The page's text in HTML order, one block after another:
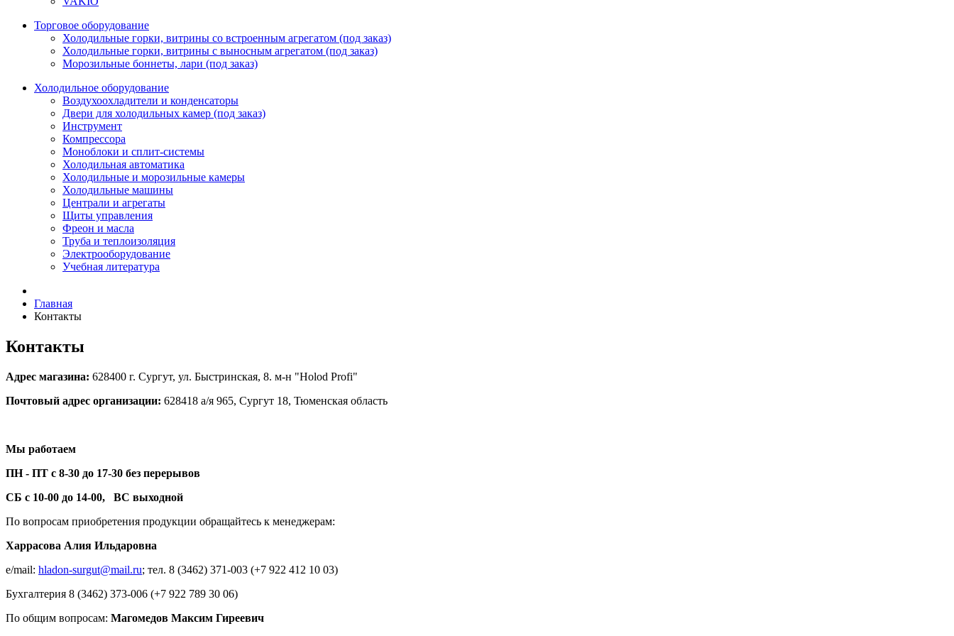
Торговое оборудование
Холодильные горки, витрины со встроенным агрегатом (под заказ)
Холодильные горки, витрины с выносным агрегатом (под заказ)
Морозильные боннеты, лари (под заказ)
Холодильное оборудование
Воздухоохладители и конденсаторы
Двери для холодильных камер (под заказ)
Инструмент
Компрессора
Моноблоки и сплит-системы
Холодильная автоматика
Холодильные и морозильные камеры
Холодильные машины
Централи и агрегаты
Щиты управления
Фреон и масла
Труба и теплоизоляция
Электрооборудование
Учебная литература
Главная
Контакты
Контакты
Адрес магазина: 628400 г. Сургут, ул. Быстринская, 8. м-н "Holod Profi"
Почтовый адрес организации: 628418 а/я 965, Сургут 18, Тюменская область
Мы работаем
ПН - ПТ с 8-30 до 17-30 без перерывов
СБ с 10-00 до 14-00, ВС выходной
По вопросам приобретения продукции обращайтесь к менеджерам:
Харрасова Алия Ильдаровна
e/mail: hladon-surgut@mail.ru; тел. 8 (3462) 371-003 (+7 922 412 10 03)
Бухгалтерия 8 (3462) 373-006 (+7 922 789 30 06)
По общим вопросам: Магомедов Максим Гиреевич